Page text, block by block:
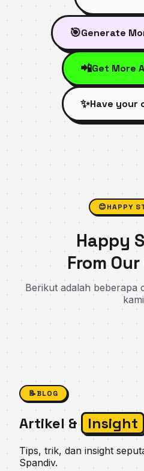
🎯Generate
📲Get More
✨Have your
😊HAPPY
Happy
From
Berikut adalah beberapa
📝BLOG
Artikel & Insight
Tips, trik, dan insight
Spandiv.